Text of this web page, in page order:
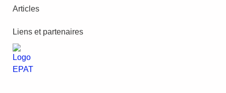
Articles
Liens et partenaires